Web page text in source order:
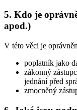
5. Kdo je
apod.)
V této věci je
poplatník jako
zákonný
jednání před
zmocněný